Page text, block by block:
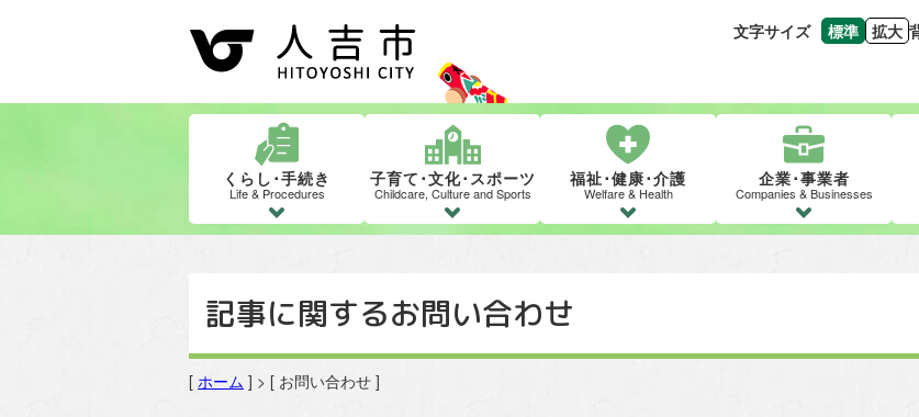
文字サイズ 標準
文字の大き
拡大
文字を
くらし･手続き
Life & Procedures
子育て･文化･スポーツ
Childcare, Culture and Sports
福祉･健康･介護
Welfare & Health
企業･事業者
Companies & Businesses
記事に関するお問い合わせ
[ ホーム ] > [ お問い合わせ ]